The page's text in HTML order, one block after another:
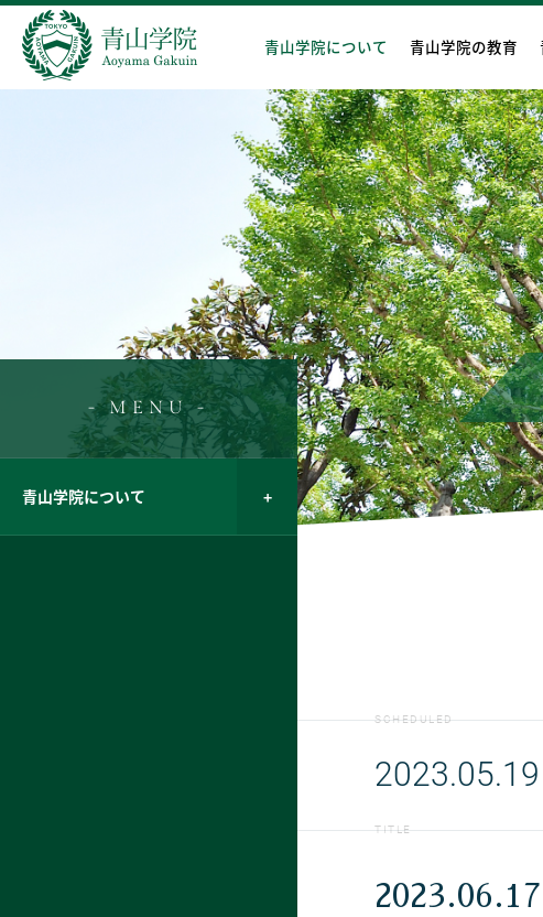
青山学院について 青山学院の教育
- MENU -
青山学院について
SCHEDULED
2023.05.19
TITLE